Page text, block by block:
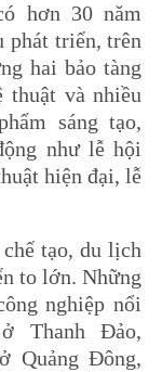
hơn 30 năm
phát triển, trên
hai bảo tàng
thuật và nhiều
sáng tạo,
như lễ hội
hiện đại, lễ
tạo, du lịch
to lớn. Những
nghiệp nổi
Thanh Đảo,
Quảng Đông,